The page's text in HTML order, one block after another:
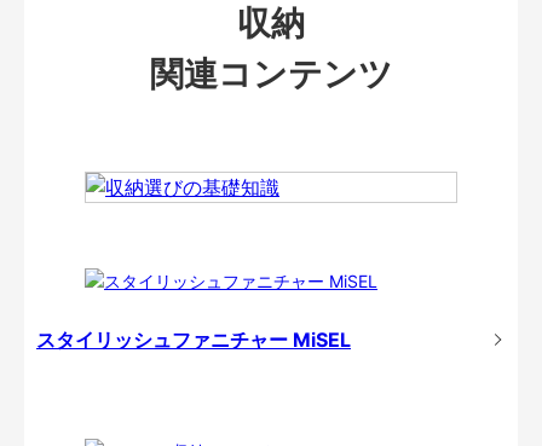
収納
関連コンテンツ
スタイリッシュファニチャー MiSEL